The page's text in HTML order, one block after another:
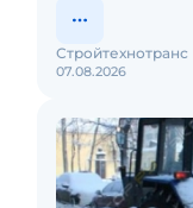
07.08.2026
Стройтехнотранс